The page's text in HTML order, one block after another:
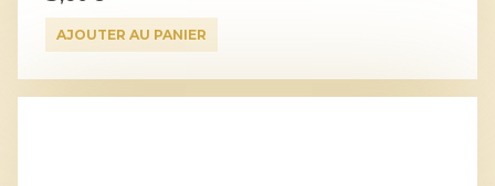
AJOUTER AU PANIER